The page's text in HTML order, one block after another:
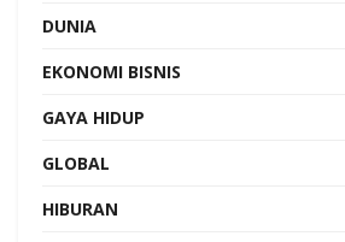
DUNIA
EKONOMI BISNIS
GAYA HIDUP
GLOBAL
HIBURAN